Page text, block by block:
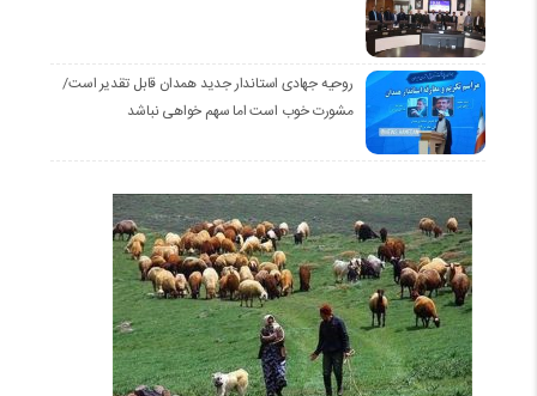
روحیه جهادی استاندار جدید همدان قابل تقدیر است/
مشورت خوب است اما سهم خواهی نباشد